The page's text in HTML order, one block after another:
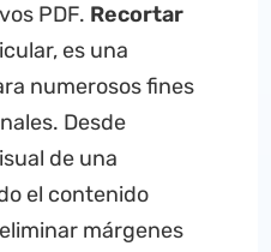
PDF. Recortar
es una
numerosos fines
Desde
de una
el contenido
márgenes